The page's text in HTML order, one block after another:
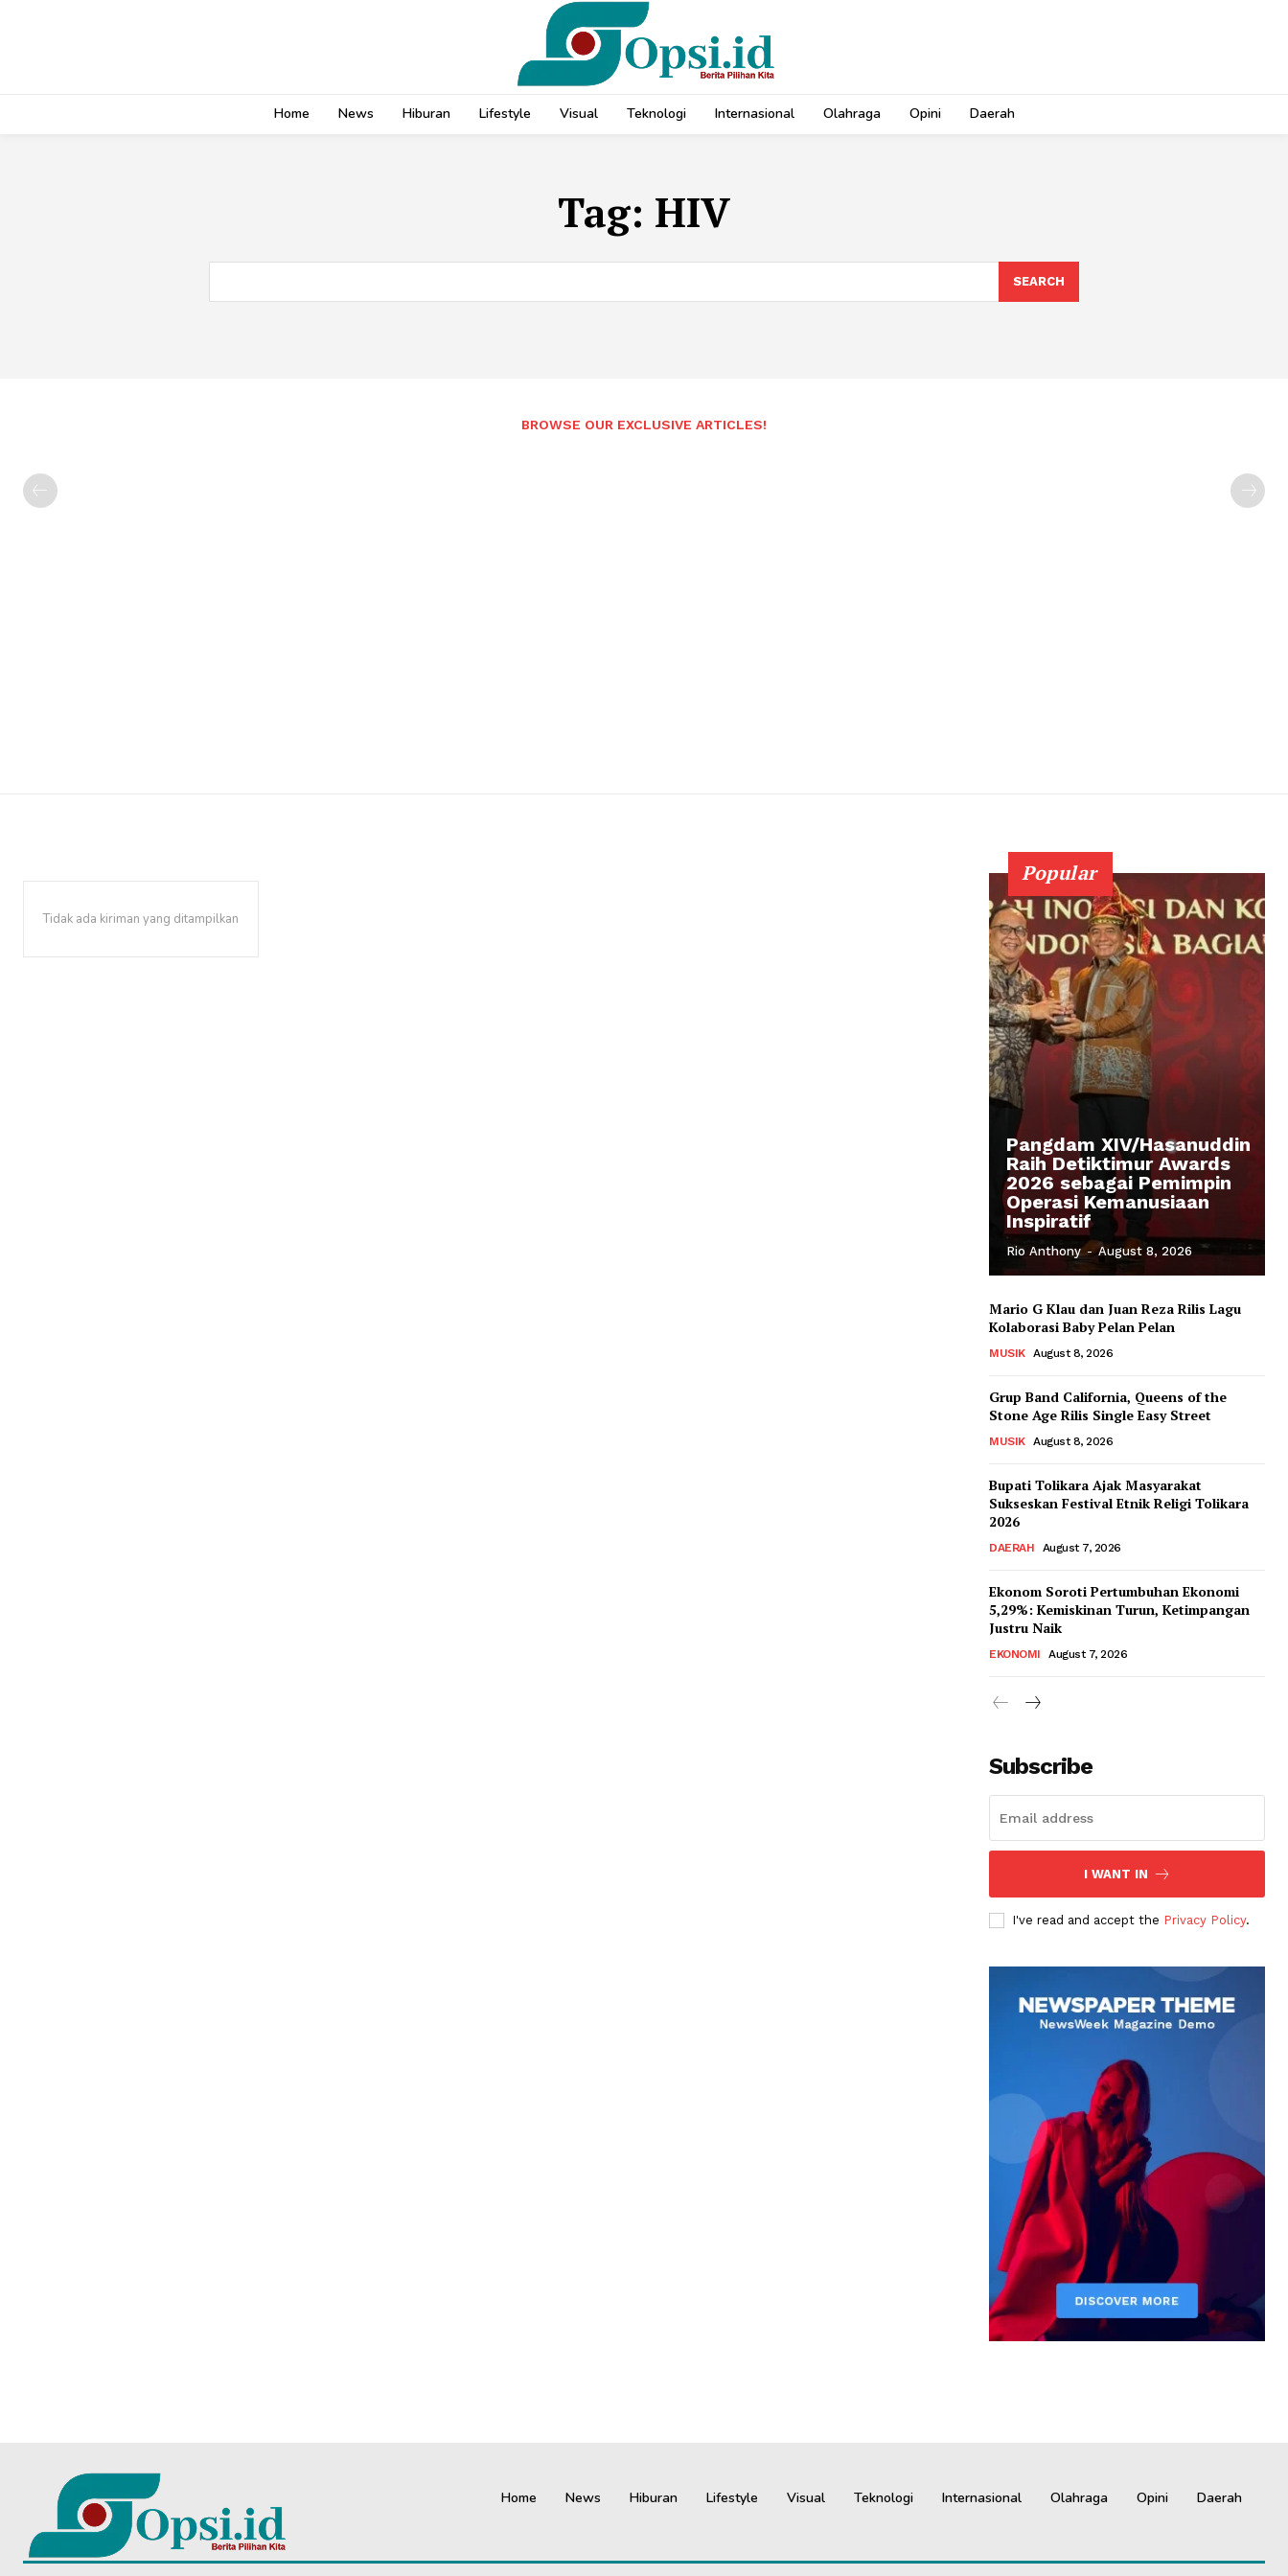
Home News Hiburan Lifestyle Visual Teknologi Internasional Olahraga Opini Daerah
Tag: HIV
SEARCH
BROWSE OUR EXCLUSIVE ARTICLES!
Tidak ada kiriman yang ditampilkan
Popular
Pangdam XIV/Hasanuddin
Raih Detiktimur Awards
2026 sebagai Pemimpin
Operasi Kemanusiaan
Inspiratif
Rio Anthony - August 8, 2026
Mario G Klau dan Juan Reza Rilis Lagu
Kolaborasi Baby Pelan Pelan
MUSIK August 8, 2026
Grup Band California, Queens of the
Stone Age Rilis Single Easy Street
MUSIK August 8, 2026
Bupati Tolikara Ajak Masyarakat
Sukseskan Festival Etnik Religi Tolikara
2026
DAERAH August 7, 2026
Ekonom Soroti Pertumbuhan Ekonomi
5,29%: Kemiskinan Turun, Ketimpangan
Justru Naik
EKONOMI August 7, 2026
Subscribe
I WANT IN
I've read and accept the Privacy Policy.
Home News Hiburan Lifestyle Visual Teknologi Internasional Olahraga Opini Daerah